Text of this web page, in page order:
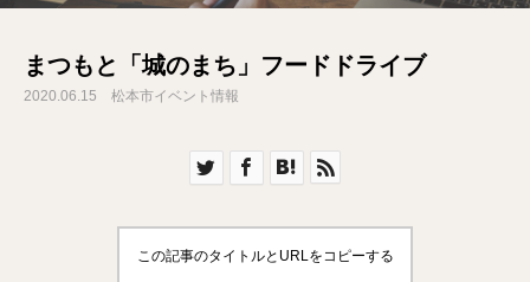
まつもと「城のまち」フードドライブ
2020.06.15 松本市イベント情報
この記事のタイトルとURLをコピーする